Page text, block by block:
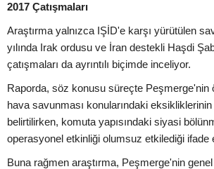
2017 Çatışmaları
Araştırma yalnızca IŞİD'e karşı yürütülen
yılında Irak ordusu ve İran destekli Haşdi
çatışmaları da ayrıntılı biçimde inceliyor.
Raporda, söz konusu süreçte Peşmerge'nin
hava savunması konularındaki eksikliklerinin
belirtilirken, komuta yapısındaki siyasi
operasyonel etkinliği olumsuz etkilediği ifade
Buna rağmen araştırma, Peşmerge'nin